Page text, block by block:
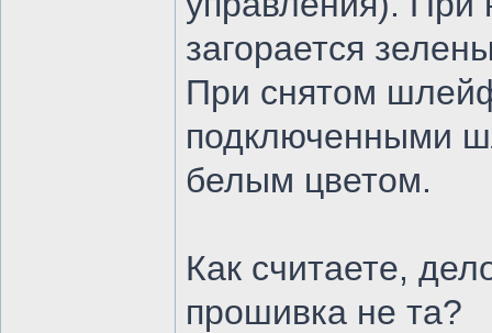
загорается
При снятом
подключенными
белым цветом.
Как считаете,
прошивка не та?